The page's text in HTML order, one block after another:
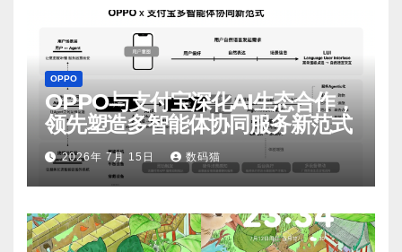
OPPO
OPPO与支付宝深化AI生态合作，
领先塑造多智能体协同服务新范式
2026年 7月 15日 数码猫